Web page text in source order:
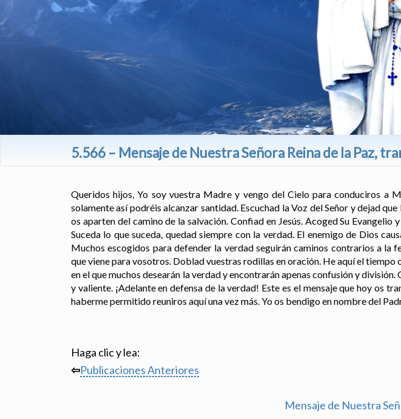
5.566 – Mensaje de Nuestra Señora Reina de la Paz,
Queridos hijos, Yo soy vuestra Madre y vengo del Cielo para conduciros a
solamente así podréis alcanzar santidad. Escuchad la Voz del Señor y dejad
os aparten del camino de la salvación. Confiad en Jesús. Acoged Su
Suceda lo que suceda, quedad siempre con la verdad. El enemigo de Dios
Muchos escogidos para defender la verdad seguirán caminos contrarios a la
que viene para vosotros. Doblad vuestras rodillas en oración. He aquí el
en el que muchos desearán la verdad y encontrarán apenas confusión y
y valiente. ¡Adelante en defensa de la verdad! Este es el mensaje que hoy os
haberme permitido reuniros aquí una vez más. Yo os bendigo en nombre del
Haga clic y lea:
⇦Publicaciones Anteriores
Mensaje de Nuestra